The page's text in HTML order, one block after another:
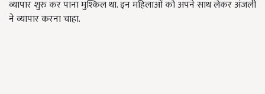
व्यापार शुरु कर पाना मुश्किल था. इन महिलाओं को अपने साथ लेकर अंजली
ने व्यापार करना चाहा.